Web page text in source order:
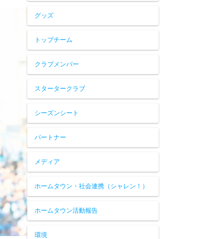
グッズ
トップチーム
クラブメンバー
スタータークラブ
シーズンシート
パートナー
メディア
ホームタウン・社会連携（シャレン！）
ホームタウン活動報告
環境